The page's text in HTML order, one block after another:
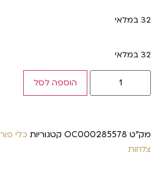
32 במלאי
32 במלאי
הוספה לסל
מק"ט OC000285578 קטגוריות כלי
צלחות